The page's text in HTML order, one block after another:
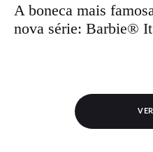
A boneca mais
nova série: Barbie®